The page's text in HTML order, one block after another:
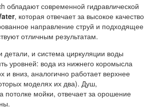
обладают современной гидравлической
, которая отвечает за высокое качество
направление струй и подходящее
отличным результатам.
детали, и система циркуляции воды
уровней: вода из нижнего коромысла
и вниз, аналогично работает верхнее
моделях их два). Душ,
потолке мойки, отвечает за орошение